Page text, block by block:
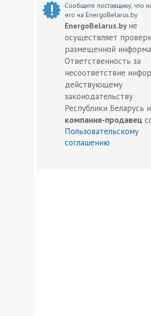
Сообщите поставщику, что
его на EnergoBelarus.by
EnergoBelarus.by не
осуществляет
размещенной
Ответственность за
несоответствие
действующему
законодательству
Республики Беларусь
компания-продавец
Пользовательскому
соглашению